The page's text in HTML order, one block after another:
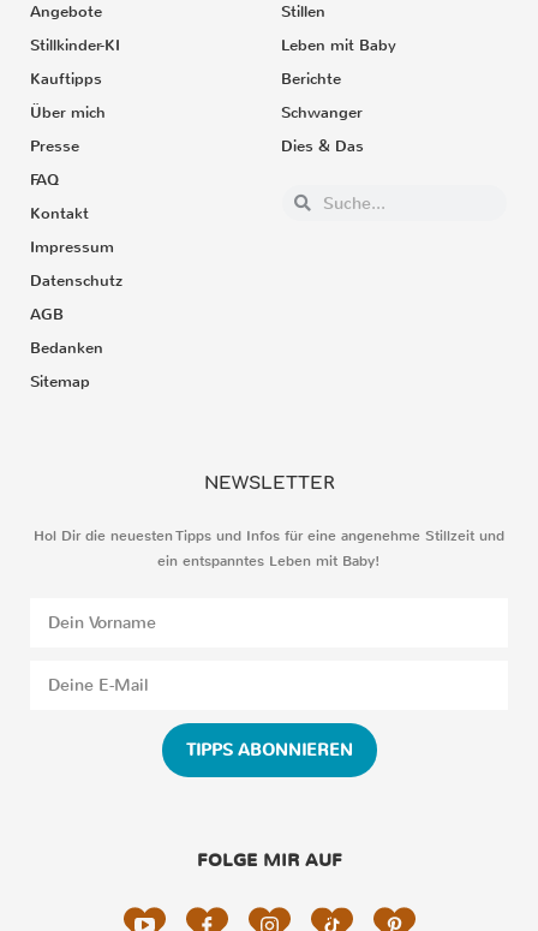
Angebote
Stillkinder-KI
Kauftipps
Über mich
Presse
FAQ
Kontakt
Impressum
Datenschutz
AGB
Bedanken
Sitemap
Stillen
Leben mit Baby
Berichte
Schwanger
Dies & Das
NEWSLETTER
Hol Dir die neuesten Tipps und Infos für eine angenehme Stillzeit und
ein entspanntes Leben mit Baby!
TIPPS ABONNIEREN
FOLGE MIR AUF